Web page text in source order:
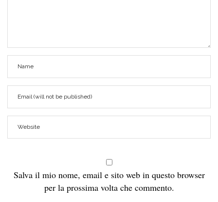
Salva il mio nome, email e sito web in questo browser
per la prossima volta che commento.